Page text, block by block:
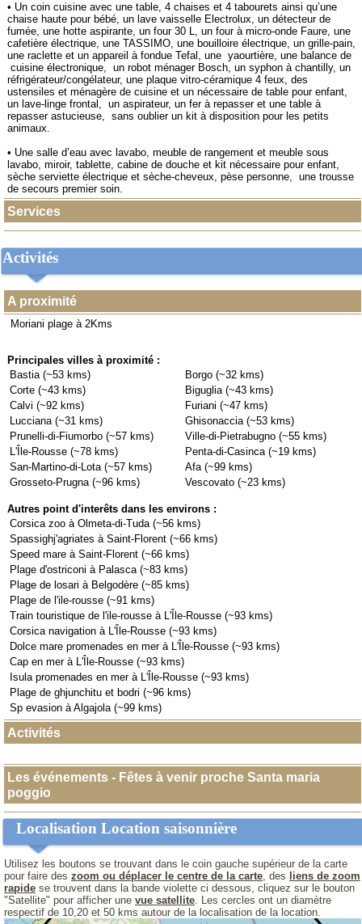
• Un coin cuisine avec une table, 4 chaises et 4 tabourets ainsi qu’une
chaise haute pour bébé, un lave vaisselle Electrolux, un détecteur de
fumée, une hotte aspirante, un four 30 L, un four à micro-onde Faure, une
cafetière électrique, une TASSIMO, une bouilloire électrique, un grille-pain,
une raclette et un appareil à fondue Tefal, une yaourtière, une balance de
cuisine électronique, un robot ménager Bosch, un syphon à chantilly, un
réfrigérateur/congélateur, une plaque vitro-céramique 4 feux, des
ustensiles et ménagère de cuisine et un nécessaire de table pour enfant,
un lave-linge frontal, un aspirateur, un fer à repasser et une table à
repasser astucieuse, sans oublier un kit à disposition pour les petits
animaux.
• Une salle d’eau avec lavabo, meuble de rangement et meuble sous
lavabo, miroir, tablette, cabine de douche et kit nécessaire pour enfant,
sèche serviette électrique et sèche-cheveux, pèse personne, une trousse
de secours premier soin.
Services
Activités
A proximité
Moriani plage à 2Kms
Principales villes à proximité :
Bastia (~53 kms)
Borgo (~32 kms)
Corte (~43 kms)
Biguglia (~43 kms)
Calvi (~92 kms)
Furiani (~47 kms)
Lucciana (~31 kms)
Ghisonaccia (~53 kms)
Prunelli-di-Fiumorbo (~57 kms)
Ville-di-Pietrabugno (~55 kms)
L'Île-Rousse (~78 kms)
Penta-di-Casinca (~19 kms)
San-Martino-di-Lota (~57 kms)
Afa (~99 kms)
Grosseto-Prugna (~96 kms)
Vescovato (~23 kms)
Autres point d'interêts dans les environs :
Corsica zoo à Olmeta-di-Tuda (~56 kms)
Spassighj'agriates à Saint-Florent (~66 kms)
Speed mare à Saint-Florent (~66 kms)
Plage d'ostriconi à Palasca (~83 kms)
Plage de losari à Belgodère (~85 kms)
Plage de l'ile-rousse (~91 kms)
Train touristique de l'ile-rousse à L'Île-Rousse (~93 kms)
Corsica navigation à L'Île-Rousse (~93 kms)
Dolce mare promenades en mer à L'Île-Rousse (~93 kms)
Cap en mer à L'Île-Rousse (~93 kms)
Isula promenades en mer à L'Île-Rousse (~93 kms)
Plage de ghjunchitu et bodri (~96 kms)
Sp evasion à Algajola (~99 kms)
Activités
Les événements - Fêtes à venir proche Santa maria
poggio
Localisation Location saisonnière
Utilisez les boutons se trouvant dans le coin gauche supérieur de la carte
pour faire des zoom ou déplacer le centre de la carte, des
liens de zoom
rapide se trouvent dans la bande violette ci dessous, cliquez sur le bouton
"Satellite" pour afficher une vue satellite. Les cercles ont un diamètre
respectif de 10,20 et 50 kms autour de la localisation de la location.